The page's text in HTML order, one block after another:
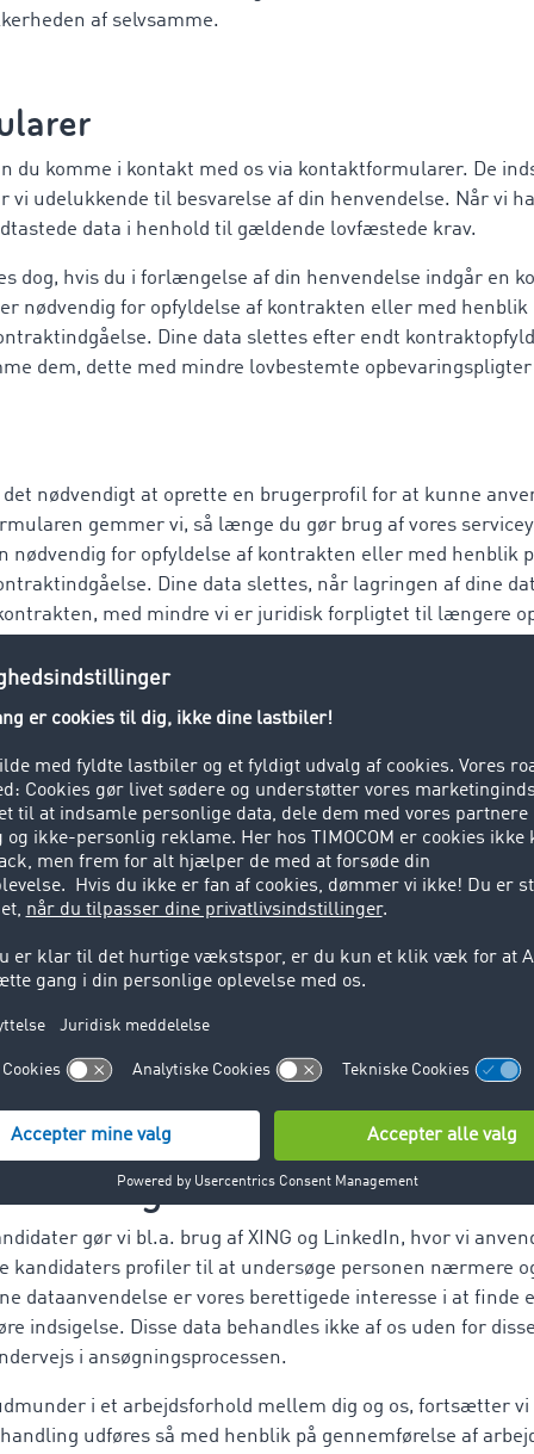
af selvsamme.
du komme i kontakt med os via kontaktformularer. De
udelukkende til besvarelse af din henvendelse. Når vi
data i henhold til gældende lovfæstede krav.
dog, hvis du i forlængelse af din henvendelse indgår en
nødvendig for opfyldelse af kontrakten eller med henblik
Dine data slettes efter endt
dem, dette med mindre lovbestemte
nødvendigt at oprette en brugerprofil for at kunne
gemmer vi, så længe du gør brug af vores
for opfyldelse af kontrakten eller med henblik
Dine data slettes, når lagringen af dine
med mindre vi er juridisk forpligtet til længere
medarbejder per e-mail
os en e-mail. Du kan sende den til f.eks.
e-mail, anvender vi udelukkende til at besvare din
dine data i henhold til gældende lovfæstede krav.
i forbindelse med jobsøgning
persondata, både fra jobspecifikke og
stilling. Du bestemmer selv, hvilke data vi må
samtlige data. Ansøgernes data kan også blive
XING og LinkedIn
gør vi bl.a. brug af XING og LinkedIn, hvor vi
kandidaters profiler til at undersøge personen nærmere
dataanvendelse er vores berettigede interesse i at finde
indsigelse. Disse data behandles ikke af os uden for
i ansøgningsprocessen.
i et arbejdsforhold mellem dig og os, fortsætter
udføres så med henblik på gennemførelse af